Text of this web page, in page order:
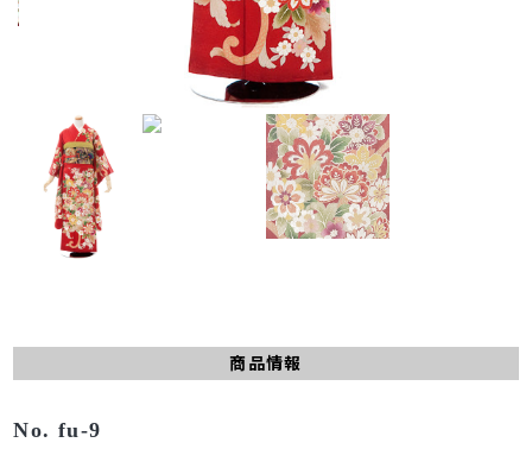
商品情報
No. fu-9